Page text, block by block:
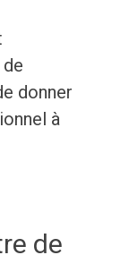
donner
à
de